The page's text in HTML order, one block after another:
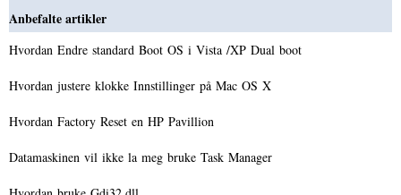
Anbefalte artikler
Hvordan Endre standard Boot OS i Vista /XP Dual boot
Hvordan justere klokke Innstillinger på Mac OS X
Hvordan Factory Reset en HP Pavillion
Datamaskinen vil ikke la meg bruke Task Manager